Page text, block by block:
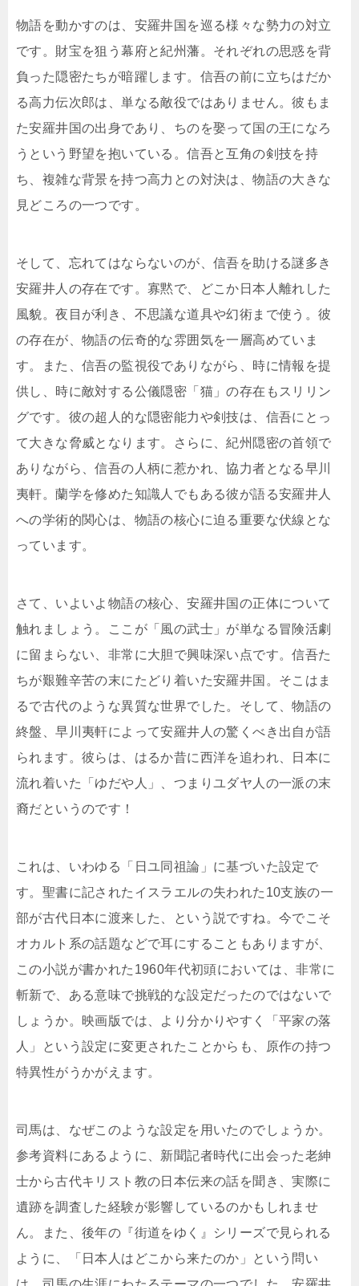
物語を動かすのは、安羅井国を巡る様々な勢力の対立
です。財宝を狙う幕府と紀州藩。それぞれの思惑を背
負った隠密たちが暗躍します。信吾の前に立ちはだか
る高力伝次郎は、単なる敵役ではありません。彼もま
た安羅井国の出身であり、ちのを娶って国の王になろ
うという野望を抱いている。信吾と互角の剣技を持
ち、複雑な背景を持つ高力との対決は、物語の大きな
見どころの一つです。
そして、忘れてはならないのが、信吾を助ける謎多き
安羅井人の存在です。寡黙で、どこか日本人離れした
風貌。夜目が利き、不思議な道具や幻術まで使う。彼
の存在が、物語の伝奇的な雰囲気を一層高めていま
す。また、信吾の監視役でありながら、時に情報を提
供し、時に敵対する公儀隠密「猫」の存在もスリリン
グです。彼の超人的な隠密能力や剣技は、信吾にとっ
て大きな脅威となります。さらに、紀州隠密の首領で
ありながら、信吾の人柄に惹かれ、協力者となる早川
夷軒。蘭学を修めた知識人でもある彼が語る安羅井人
への学術的関心は、物語の核心に迫る重要な伏線とな
っています。
さて、いよいよ物語の核心、安羅井国の正体について
触れましょう。ここが「風の武士」が単なる冒険活劇
に留まらない、非常に大胆で興味深い点です。信吾た
ちが艱難辛苦の末にたどり着いた安羅井国。そこはま
るで古代のような異質な世界でした。そして、物語の
終盤、早川夷軒によって安羅井人の驚くべき出自が語
られます。彼らは、はるか昔に西洋を追われ、日本に
流れ着いた「ゆだや人」、つまりユダヤ人の一派の末
裔だというのです！
これは、いわゆる「日ユ同祖論」に基づいた設定で
す。聖書に記されたイスラエルの失われた10支族の一
部が古代日本に渡来した、という説ですね。今でこそ
オカルト系の話題などで耳にすることもありますが、
この小説が書かれた1960年代初頭においては、非常に
斬新で、ある意味で挑戦的な設定だったのではないで
しょうか。映画版では、より分かりやすく「平家の落
人」という設定に変更されたことからも、原作の持つ
特異性がうかがえます。
司馬は、なぜこのような設定を用いたのでしょうか。
参考資料にあるように、新聞記者時代に出会った老紳
士から古代キリスト教の日本伝来の話を聞き、実際に
遺跡を調査した経験が影響しているのかもしれませ
ん。また、後年の『街道をゆく』シリーズで見られる
ように、「日本人はどこから来たのか」という問い